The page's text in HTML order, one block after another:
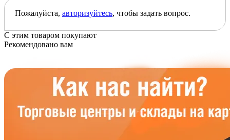
Пожалуйста, авторизуйтесь, чтобы задать вопрос.
С этим товаром покупают
Рекомендовано вам